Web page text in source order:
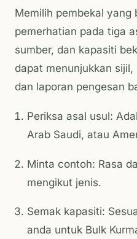
Memilih pembekal yang
pemerhatian pada tiga
sumber, dan kapasiti
dapat menunjukkan
dan laporan pengesan
Periksa asal usul:
Arab Saudi, atau
Minta contoh: Rasa
mengikut jenis.
Semak kapasiti:
anda untuk Bulk